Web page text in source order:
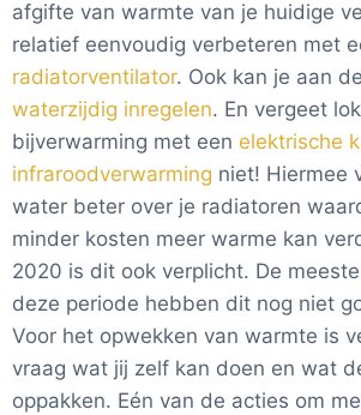
afgifte van warmte van je huidige
relatief eenvoudig verbeteren met
radiatorventilator. Ook kan je aan
waterzijdig inregelen. En vergeet
bijverwarming met een elektrische
infraroodverwarming niet! Hiermee
water beter over je radiatoren
minder kosten meer warme kan
2020 is dit ook verplicht. De
deze periode hebben dit nog niet
Voor het opwekken van warmte is
vraag wat jij zelf kan doen en wat
oppakken. Eén van de acties om